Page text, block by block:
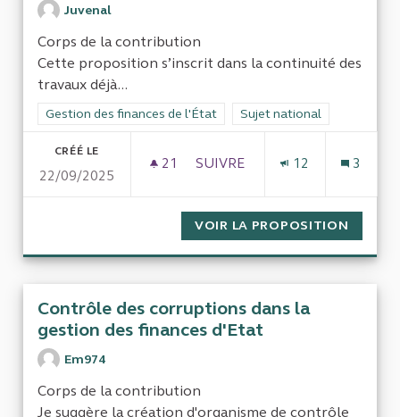
Juvenal
Corps de la contribution
Cette proposition s’inscrit dans la continuité des
travaux déjà...
Filtrer les résultats de la catégorie : Gestion des finances de
Gestion des finances de l'État Filtrer les résultats pour le
Sujet national
CRÉÉ LE
22/09/2025
21 21 ABONNÉS
SUIVRE
12 3
VOIR LA PROPOSITION
Contrôle des corruptions dans la
gestion des finances d'Etat
Em974
Corps de la contribution
Je suggère la création d'organisme de contrôle